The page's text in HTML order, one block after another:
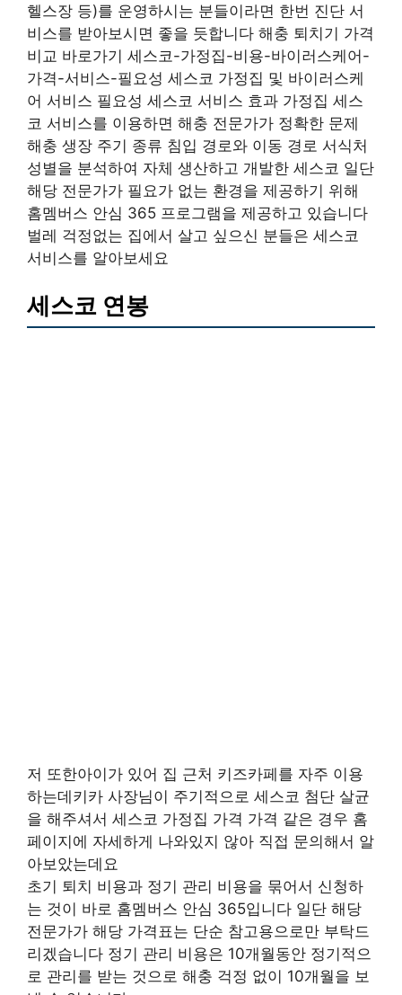
헬스장 등)를 운영하시는 분들이라면 한번 진단 서
비스를 받아보시면 좋을 듯합니다 해충 퇴치기 가격
비교 바로가기 세스코-가정집-비용-바이러스케어-
가격-서비스-필요성 세스코 가정집 및 바이러스케
어 서비스 필요성 세스코 서비스 효과 가정집 세스
코 서비스를 이용하면 해충 전문가가 정확한 문제
해충 생장 주기 종류 침입 경로와 이동 경로 서식처
성별을 분석하여 자체 생산하고 개발한 세스코 일단
해당 전문가가 필요가 없는 환경을 제공하기 위해
홈멤버스 안심 365 프로그램을 제공하고 있습니다
벌레 걱정없는 집에서 살고 싶으신 분들은 세스코
서비스를 알아보세요
세스코 연봉
저 또한아이가 있어 집 근처 키즈카페를 자주 이용
하는데키카 사장님이 주기적으로 세스코 첨단 살균
을 해주셔서 세스코 가정집 가격 가격 같은 경우 홈
페이지에 자세하게 나와있지 않아 직접 문의해서 알
아보았는데요
초기 퇴치 비용과 정기 관리 비용을 묶어서 신청하
는 것이 바로 홈멤버스 안심 365입니다 일단 해당
전문가가 해당 가격표는 단순 참고용으로만 부탁드
리겠습니다 정기 관리 비용은 10개월동안 정기적으
로 관리를 받는 것으로 해충 걱정 없이 10개월을 보